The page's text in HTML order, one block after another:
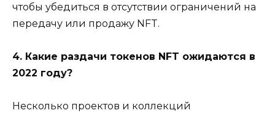
чтобы убедиться в отсутствии ограничений на
передачу или продажу NFT.
4. Какие раздачи токенов NFT ожидаются в
2022 году?
Несколько проектов и коллекций